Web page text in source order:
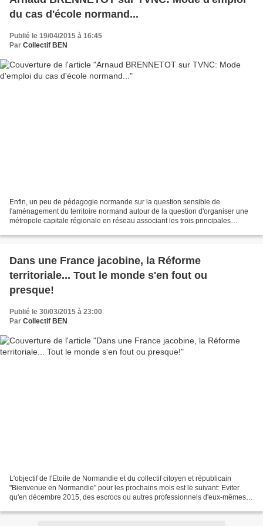
du cas d'école normand...
Publié le 19/04/2015 à 16:45
Par Collectif BEN
Enfin, un peu de pédagogie normande sur la question sensible de
l'aménagement du territoire normand autour de la question d'organiser une
métropole capitale régionale en réseau associant les trois principales
Dans une France jacobine, la Réforme
territoriale... Tout le monde s'en fout ou
presque!
Publié le 30/03/2015 à 23:00
Par Collectif BEN
L'objectif de l'Etoile de Normandie et du collectif citoyen et républicain
"Bienvenue en Normandie" pour les prochains mois est le suivant: Eviter
qu'en décembre 2015, des escrocs ou autres professionnels d'eux-mêmes